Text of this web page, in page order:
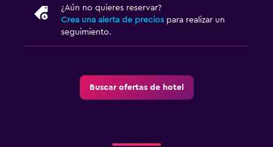
¿Aún no quieres reservar?
Crea una alerta de precios para realizar un
seguimiento.
Buscar ofertas de hotel